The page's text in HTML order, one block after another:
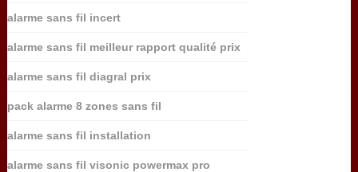
alarme sans fil incert
alarme sans fil meilleur rapport qualité prix
alarme sans fil diagral prix
pack alarme 8 zones sans fil
alarme sans fil installation
alarme sans fil visonic powermax pro